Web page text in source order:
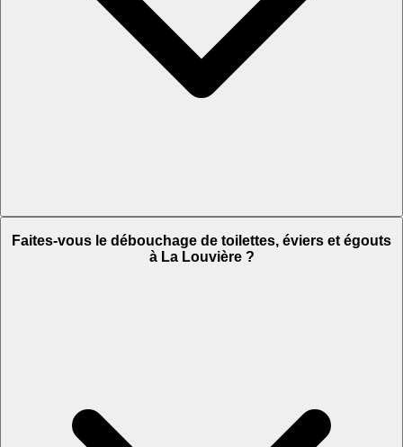
Faites-vous le débouchage de toilettes, éviers et égouts
à La Louvière ?